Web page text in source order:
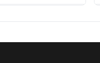
0.00% 31/12/2025